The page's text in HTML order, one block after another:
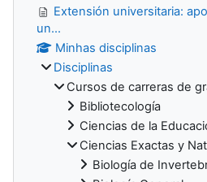
Extensión universitaria:
un...
Minhas disciplinas
Disciplinas
Cursos de carreras de
Bibliotecología
Ciencias de la
Ciencias Exactas y
Biología de